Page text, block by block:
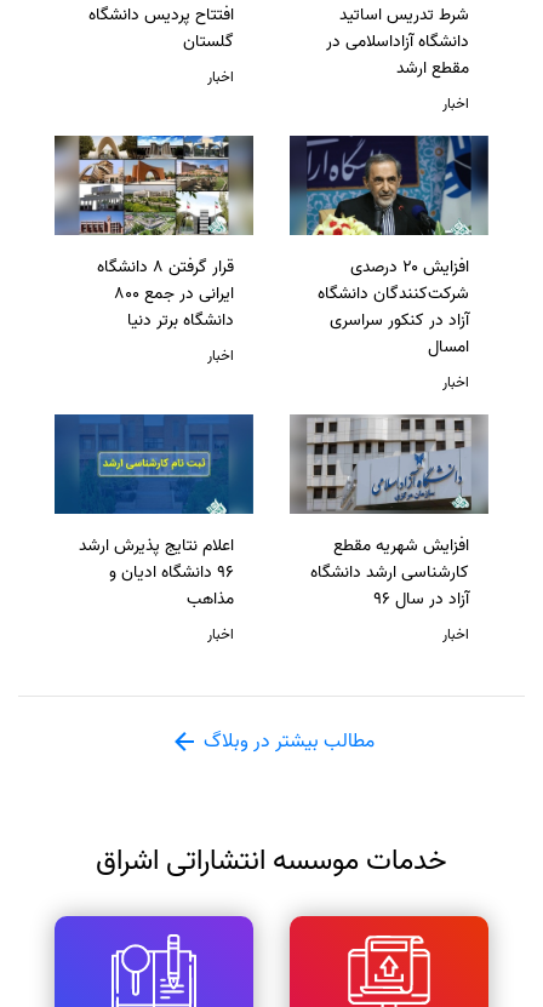
شرط تدریس اساتید
دانشگاه آزاداسلامی در
مقطع ارشد
اخبار
افتتاح پردیس دانشگاه
گلستان
اخبار
افزایش ۲۰ درصدی
شرکت‌کنندگان دانشگاه
آزاد در کنکور سراسری
امسال
اخبار
قرار گرفتن 8 دانشگاه
ایرانی در جمع 800
دانشگاه برتر دنیا
اخبار
افزایش شهریه مقطع
کارشناسی ارشد دانشگاه
آزاد در سال 96
اخبار
اعلام نتایج پذیرش ارشد
96 دانشگاه ادیان و
مذاهب
اخبار
مطالب بیشتر در وبلاگ
خدمات موسسه انتشاراتی اشراق